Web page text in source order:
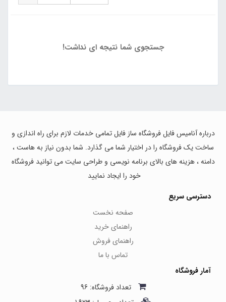
جستجوی شما نتیجه ای نداشت!
درباره آنامیس فایل فروشگاه ساز فایل تمامی خدمات لازم برای راه اندازی و
ساخت یک فروشگاه را در اختیار شما می گذارد. شما بدون نیاز به هاست ،
دامنه ، هزینه های بالای برنامه نویسی و طراحی سایت می توانید فروشگاه
خود را ایجاد نمایید
دسترسی سریع
صفحه نخست
راهنمای خرید
راهنمای فروش
تماس با ما
آمار فروشگاه
تعداد فروشگاه: 96